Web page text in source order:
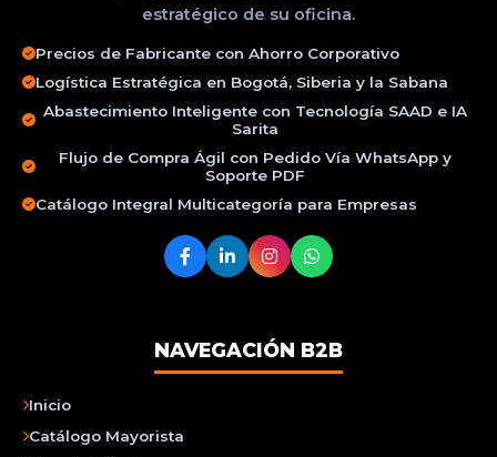
estratégico de su oficina.
Precios de Fabricante con Ahorro Corporativo
Logística Estratégica en Bogotá, Siberia y la Sabana
Abastecimiento Inteligente con Tecnología SAAD e IA
Sarita
Flujo de Compra Ágil con Pedido Vía WhatsApp y
Soporte PDF
Catálogo Integral Multicategoría para Empresas
NAVEGACIÓN B2B
Inicio
Catálogo Mayorista